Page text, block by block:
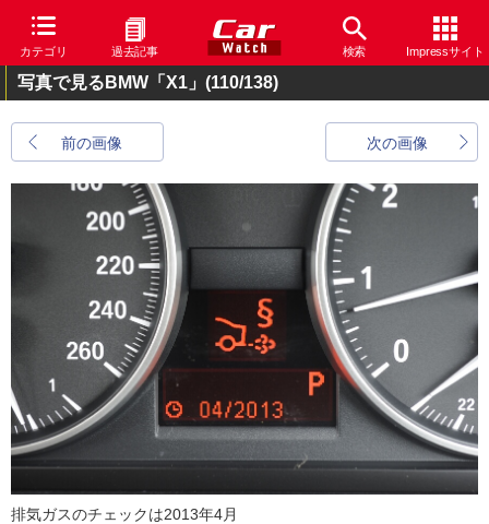
カテゴリ 過去記事 検索 Impressサイト
写真で見るBMW「X1」 (110/138)
前の画像 次の画像
排気ガスのチェックは2013年4月